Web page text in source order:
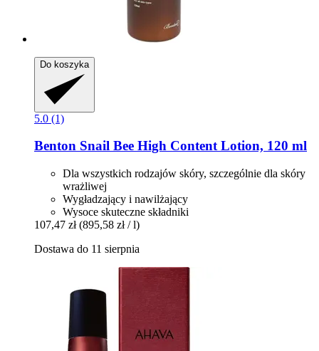
Do koszyka
5.0 (1)
Benton Snail Bee High Content Lotion, 120 ml
Dla wszystkich rodzajów skóry, szczególnie dla skóry
wrażliwej
Wygładzający i nawilżający
Wysoce skuteczne składniki
107,47 zł (895,58 zł / l)
Dostawa do 11 sierpnia